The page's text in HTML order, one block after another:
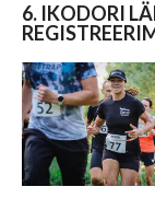
6. IKODORI